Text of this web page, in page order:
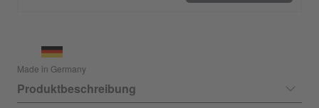
Made in Germany
Produktbeschreibung